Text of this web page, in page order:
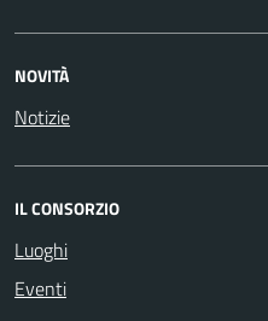
NOVITÀ
Notizie
IL CONSORZIO
Luoghi
Eventi